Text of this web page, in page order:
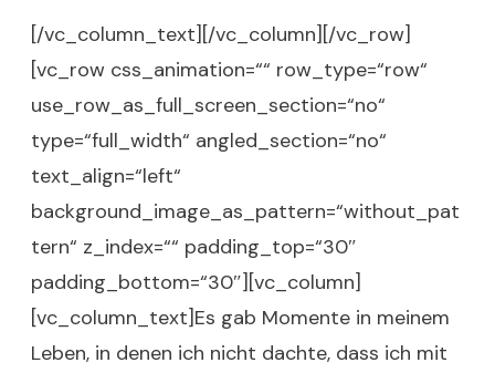
[/vc_column_text][/vc_column][/vc_row]
[vc_row css_animation=““ row_type=“row“
use_row_as_full_screen_section=“no“
type=“full_width“ angled_section=“no“
text_align=“left“
background_image_as_pattern=“without_pat
tern“ z_index=““ padding_top=“30″
padding_bottom=“30″][vc_column]
[vc_column_text]Es gab Momente in meinem
Leben, in denen ich nicht dachte, dass ich mit